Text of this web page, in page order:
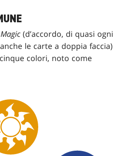
Magic (d’accordo, di quasi ogni
le carte a doppia faccia)
colori, noto come